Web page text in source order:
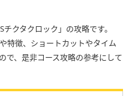
クタクロック」の攻略です。
特徴、ショートカットやタイム
で、是非コース攻略の参考にして